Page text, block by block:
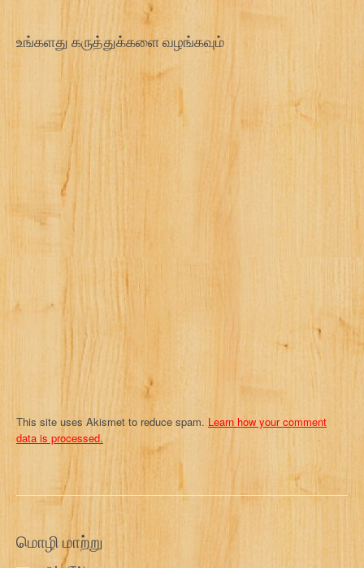
t
a
o
உங்களது கருத்துக்களை வழங்கவும்
This site uses Akismet to reduce spam. Learn how your comment
data is processed.
மொழி மாற்று